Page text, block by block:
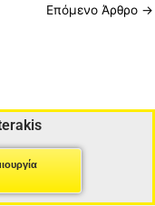
Επόμενο Άρθρο →